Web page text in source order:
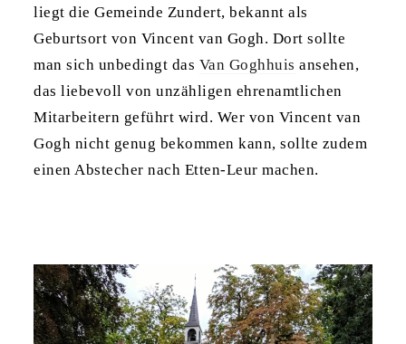
liegt die Gemeinde Zundert, bekannt als
Geburtsort von Vincent van Gogh. Dort sollte
man sich unbedingt das Van Goghhuis ansehen,
das liebevoll von unzähligen ehrenamtlichen
Mitarbeitern geführt wird. Wer von Vincent van
Gogh nicht genug bekommen kann, sollte zudem
einen Abstecher nach Etten-Leur machen.